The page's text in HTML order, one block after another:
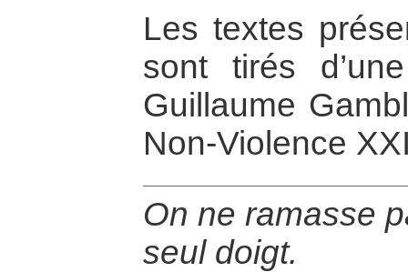
Les textes
sont tirés
Guillaume
Non-Violence
On ne ramasse
seul doigt.